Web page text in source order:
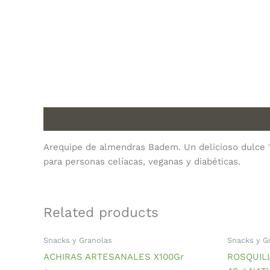
Arequipe de almendras Badem. Un delicioso
para personas celíacas, veganas y diabéticas.
Related products
Snacks y Granolas
ACHIRAS ARTESANALES X100Gr
Snacks y